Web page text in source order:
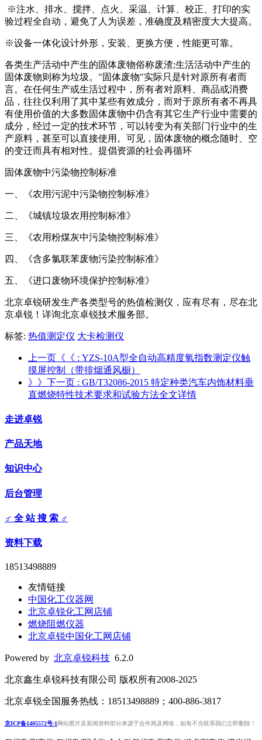
※注水、排水、搅拌、点火、采温、计算、校正、打印的实
验过程全自动，避免了人为误差，准确度及精密度大大提高。
※设备一体化设计外形，安装、更换方便，性能更可靠。
各类生产活动中产生的固体废物俗称废渣;生活活动中产生的
固体废物则称为垃圾。"固体废物"实际只是针对原所有者而
言。在任何生产或生活过程中，所有者对原料、商品或消费
品，往往仅利用了其中某些有效成分，而对于原所有者不再具
有使用价值的大多数固体废物中仍含有其它生产行业中需要的
成分，经过一定的技术环节，可以转变为有关部门行业中的生
产原料，甚至可以直接使用。可见，固体废物的概念随时、空
的变迁而具有相对性。提倡资源的社会再循环
固体废物中污染物控制标准
一、《农用污泥中污染物控制标准》
二、《城镇垃圾农用控制标准》
三、《农用粉煤灰中污染物控制标准》
四、《含多氯联苯废物污染控制标准》
五、《进口废物环境保护控制标准》
北京卓锐研发生产各类型号的热值检测仪，应有尽有，尽在北
京卓锐！详询北京卓锐技术服务部。
标签: 热值测定仪 大卡检测仪
上一页《《 : YZS-10A型全自动高精度氧指数测定仪触
摸屏控制（带排烟通风橱）
》》下一页 : GB/T32086-2015 特定种类汽车内饰材料垂
直燃烧特性技术要求和试验方法全文详情
走进卓锐
产品天地
知识中心
后台管理
♂ 全 站 搜 索 ♂
资料下载
18513498889
友情链接
中国化工仪器网
北京卓锐化工网店铺
燃烧阻燃仪器
北京卓锐中国化工网店铺
Powered by 北京卓锐科技 6.2.0
北京鑫生卓锐科技有限公司 版权所有2008-2025
北京卓锐全国服务热线：18513498889；400-886-3817
京ICP备1405572号-1网站图片及新闻资料部分来源于合作商及网络，如有不当联系我们立即删除！